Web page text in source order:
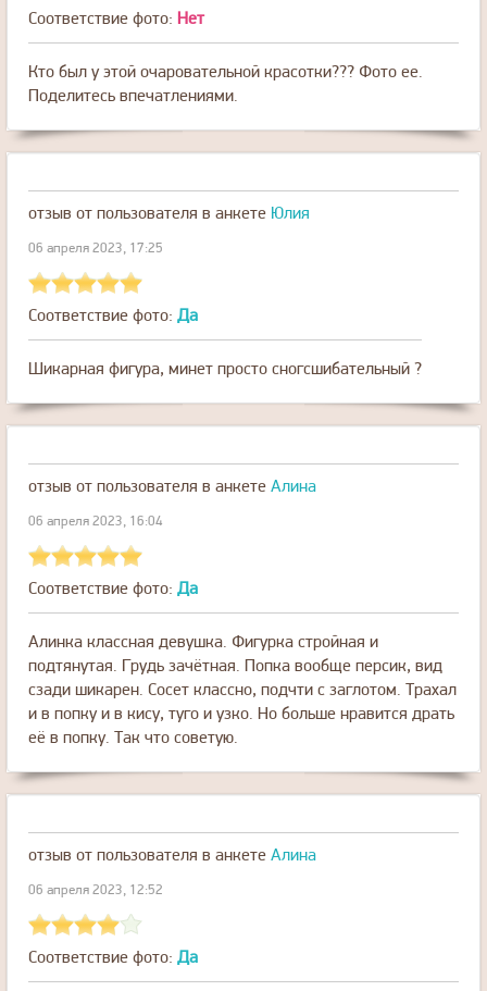
Соответствие фото: Нет
Кто был у этой очаровательной красотки??? Фото ее.
Поделитесь впечатлениями.
отзыв от пользователя в анкете Юлия
06 апреля 2023, 17:25
Соответствие фото: Да
Шикарная фигура, минет просто сногсшибательный ?
отзыв от пользователя в анкете Алина
06 апреля 2023, 16:04
Соответствие фото: Да
Алинка классная девушка. Фигурка стройная и
подтянутая. Грудь зачётная. Попка вообще персик, вид
сзади шикарен. Сосет классно, подчти с заглотом. Трахал
и в попку и в кису, туго и узко. Но больше нравится драть
её в попку. Так что советую.
отзыв от пользователя в анкете Алина
06 апреля 2023, 12:52
Соответствие фото: Да